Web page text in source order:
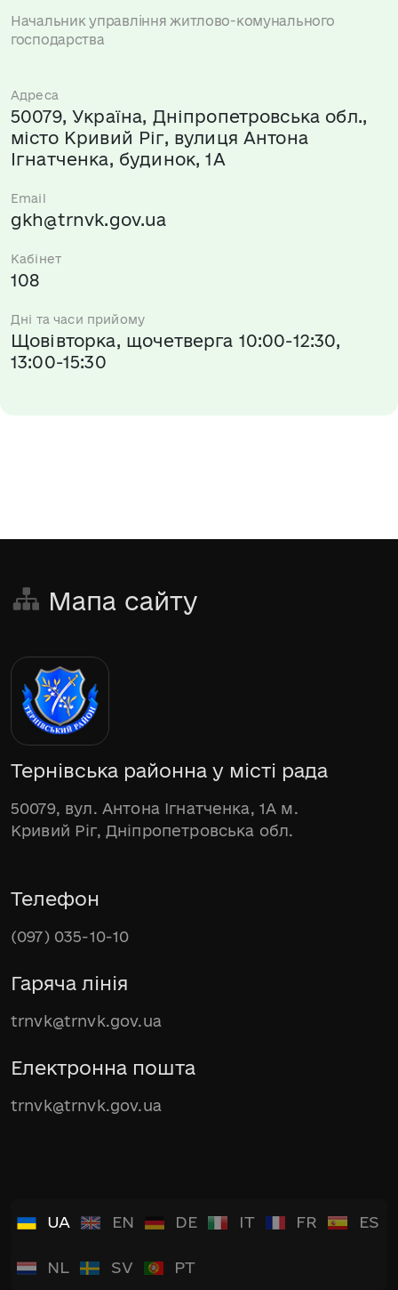
Начальник управління житлово-комунального
господарства
Адреса
50079, Україна, Дніпропетровська обл.,
місто Кривий Ріг, вулиця Антона
Ігнатченка, будинок, 1А
Email
gkh@trnvk.gov.ua
Кабінет
108
Дні та часи прийому
Щовівторка, щочетверга 10:00-12:30,
13:00-15:30
Мапа сайту
Тернівська районна у місті рада
50079, вул. Антона Ігнатченка, 1А м.
Кривий Ріг, Дніпропетровська обл.
Телефон
(097) 035-10-10
Гаряча лінія
trnvk@trnvk.gov.ua
Електронна пошта
trnvk@trnvk.gov.ua
UA EN DE IT FR ES
NL SV PT